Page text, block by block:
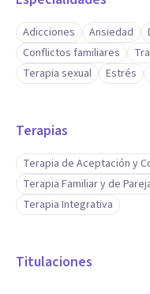
profundos y sostenibles.
Adicciones Ansiedad
Conflictos familiares
Terapia sexual
Estrés
Terapias
Terapia de Aceptación y
Terapia Familiar y de
Terapia Integrativa
Titulaciones